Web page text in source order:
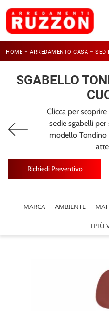
HOME - ARREDAMENTO CASA -
SGABELLO
Clicca per
sedie sgabelli
modello Tondino
Richiedi Preventivo
MARCA AMBIENTE
I PIÙ